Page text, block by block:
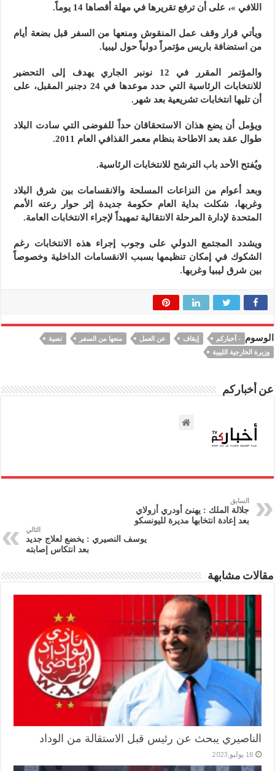
اللافي »، على أن ترفع تقريرها في مهلة أقصاها 14 يوماً.
ويأتي قرار وقف عمل المنقوش ومنعها من السفر قبل بضعة أيام
من استضافة باريس مؤتمراً دولياً حول ليبيا.
والمؤتمر المقرر في 12 نونبر الجاري يهدف إلى التحضير
للانتخابات الرئاسية التي حدد موعدها في 24 دجنبر المقبل، على
أن تليها انتخابات تشريعية بعد شهر.
ويؤمل أن يضع هذان الاستحقاقان حداً للفوضى التي سادت البلاد
طوال عقد بعد الاطاحة بنظام معمر القذافي العام 2011.
ويُفتح الأحد باب الترشح للانتخابات الرئاسية.
وبعد أعوام من النزاعات المسلحة والانقسامات بين شرق البلاد
وغربها، شكلت بداية العام حكومة جديدة إثر حوار رعته الأمم
المتحدة لإدارة المرحلة الانتقالية تمهيداً لإجراء الانتخابات العامة.
ويشدد المجتمع الدولي على وجوب إجراء هذه الانتخابات رغم
الشكوك في إمكان تنظيمها بسبب الانقسامات الداخلية وخصوصاً
بين شرق ليبيا وغربها.
الوسوم - أخباركم إيقاف عن العمل منعها من السفر
نصية
وزيرة الخارجية الليبية
عن أخباركم
السابق
جلالة الملك : يهنئ أودري أزولاي
بعد إعادة انتخابها مديرة لليونسكو
التالي
يوسف النصيري : يخضع لعلاج جديد
بعد انتكاس إصابته
مقالات مشابهة
الناصيري يبحث عن رئيس قبل الاستقالة من الوداد
16 يوليو,2023